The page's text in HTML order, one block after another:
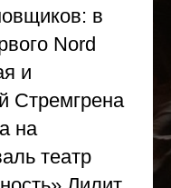
в
Nord
и
Стремгрена
на
театр